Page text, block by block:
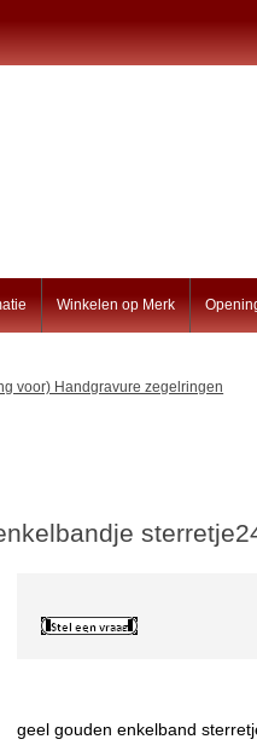
Winkelen op Merk
geel gouden enkelband